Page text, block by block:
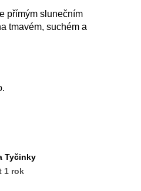
přímým slunečním
tmavém, suchém a
Tyčinky
1 rok